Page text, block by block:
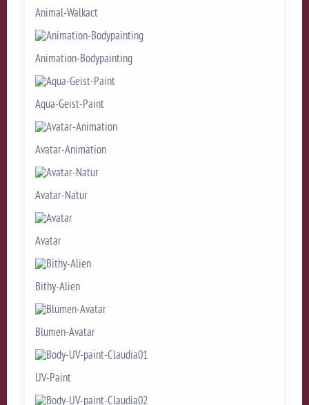
Animal-Walkact
Animation-Bodypainting
Aqua-Geist-Paint
Avatar-Animation
Avatar-Natur
Avatar
Bithy-Alien
Blumen-Avatar
UV-Paint